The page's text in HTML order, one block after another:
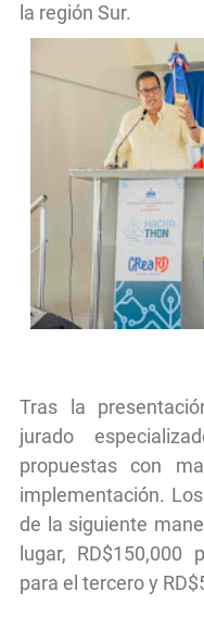
la región Sur.
Tras la
jurado
propuestas con
implementación.
de la siguiente
lugar, RD$150,000
para el tercero y